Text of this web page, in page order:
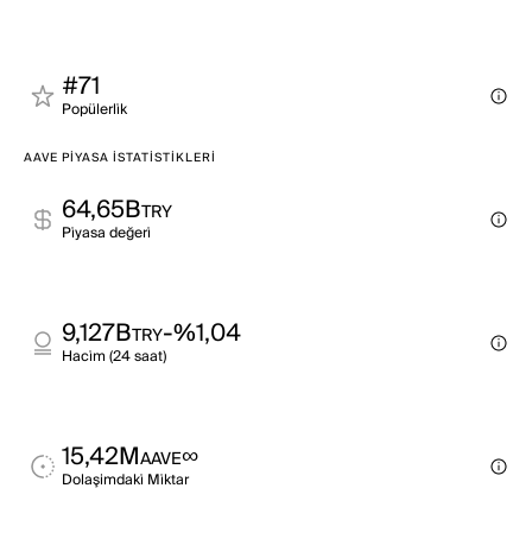
#71
Popülerli̇k
AAVE PIYASA İSTATISTIKLERI
64,65BTRY
Pi̇yasa değeri̇
9,127BTRY-%1,04
Haci̇m (24 saat)
15,42MAAVE∞
Dolaşimdaki̇ Mi̇ktar